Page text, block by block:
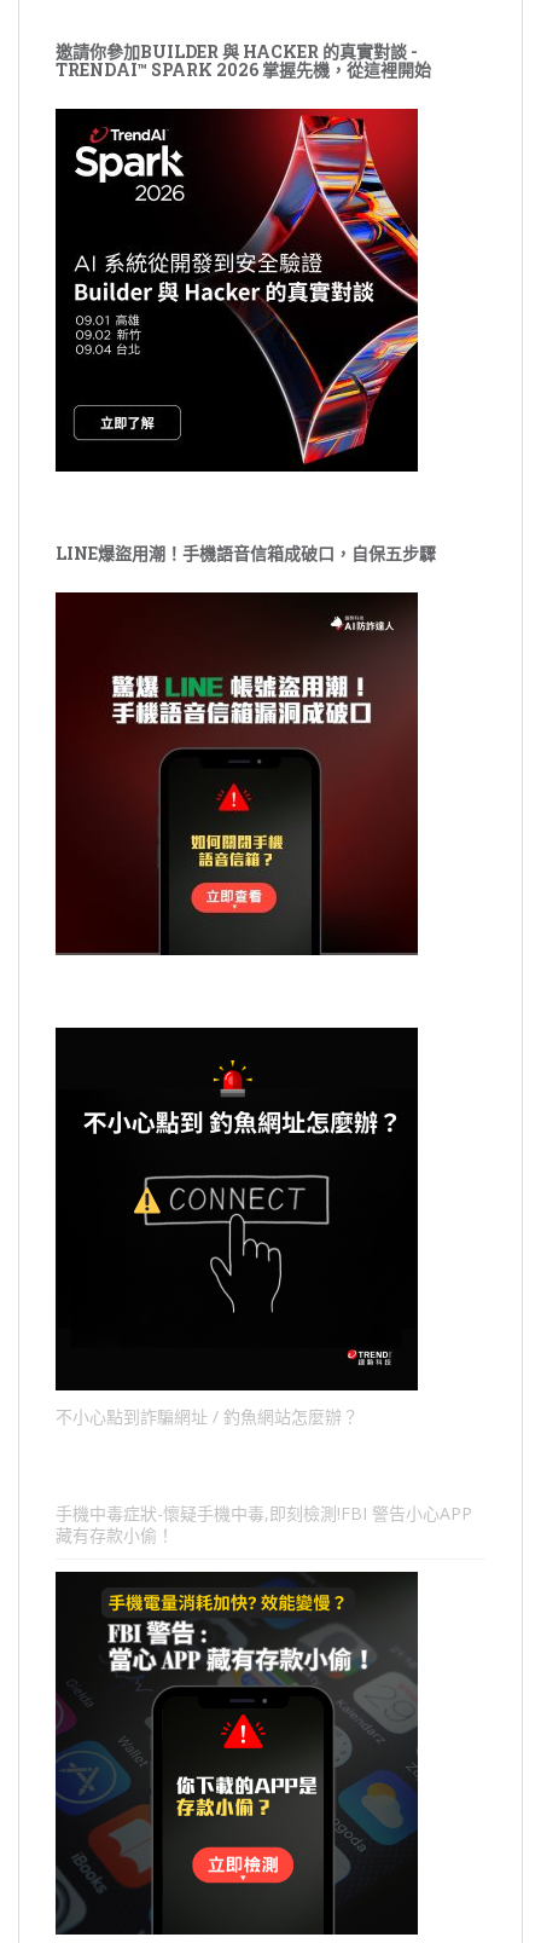
邀請你參加BUILDER 與 HACKER 的真實對談 -
TRENDAI™ SPARK 2026 掌握先機，從這裡開始
LINE爆盜用潮！手機語音信箱成破口，自保五步驟
不小心點到詐騙網址 / 釣魚網站怎麼辦？
手機中毒症狀-懷疑手機中毒,即刻檢測!FBI 警告小心APP
藏有存款小偷！